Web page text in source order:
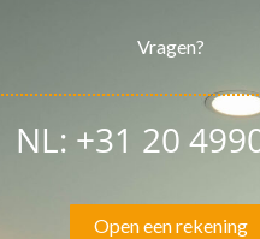
Vragen?
NL: +31 20
Open een rekening